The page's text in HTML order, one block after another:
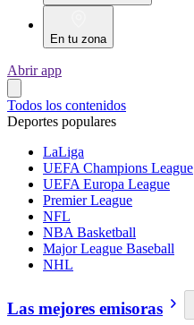
En tu zona
Abrir app
Todos los contenidos
Deportes populares
LaLiga
UEFA Champions League
UEFA Europa League
Premier League
NFL
NBA Basketball
Major League Baseball
NHL
Las mejores emisoras